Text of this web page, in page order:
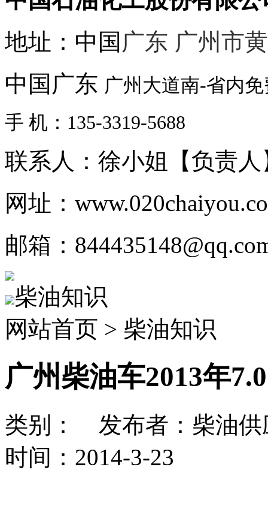
地址：中国 广东 广州市
中国广东 广州大道南-省内
手 机：135-3319-5688
联系人：徐小姐【负责人
网址：
邮箱：
柴油知识
网站首页 > 柴油知识
广州柴油车2013年
类别： 发布者：柴油
时间：2014-3-23